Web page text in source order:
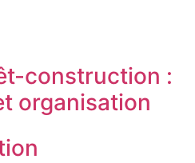
construction :
organisation